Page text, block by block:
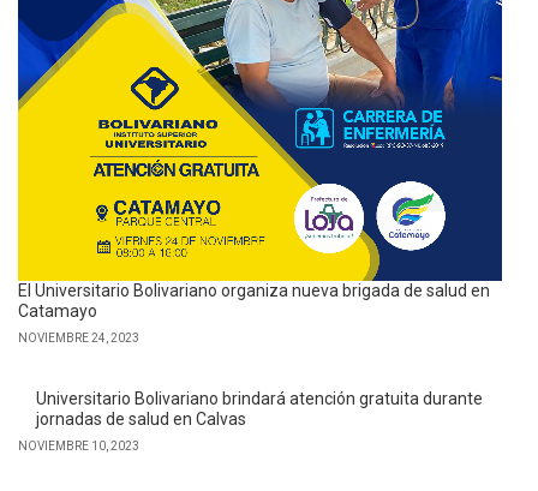
El Universitario Bolivariano organiza nueva brigada de salud en
Catamayo
NOVIEMBRE 24, 2023
Universitario Bolivariano brindará atención gratuita durante
jornadas de salud en Calvas
NOVIEMBRE 10, 2023